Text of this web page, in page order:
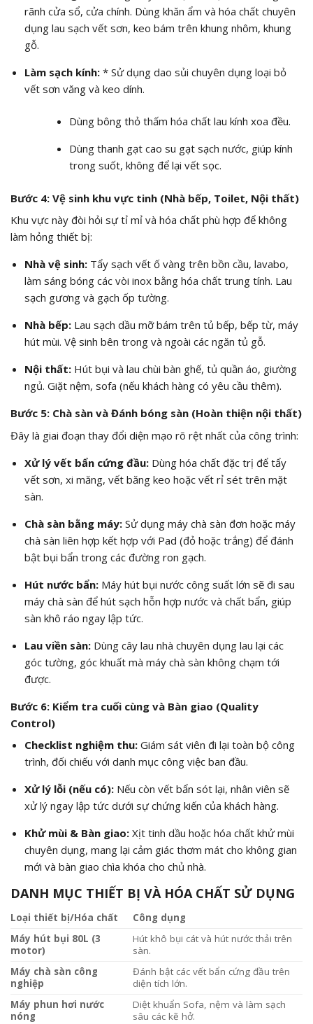
rãnh cửa sổ, cửa chính. Dùng khăn ẩm và hóa chất chuyên
dụng lau sạch vết sơn, keo bám trên khung nhôm, khung
gỗ.
Làm sạch kính:* Sử dụng dao sủi chuyên dụng loại bỏ
vết sơn văng và keo dính.
Dùng bông thỏ thấm hóa chất lau kính xoa đều.
Dùng thanh gạt cao su gạt sạch nước, giúp kính
trong suốt, không để lại vết sọc.
Bước 4: Vệ sinh khu vực tinh (Nhà bếp, Toilet, Nội thất)
Khu vực này đòi hỏi sự tỉ mỉ và hóa chất phù hợp để không
làm hỏng thiết bị:
Nhà vệ sinh:Tẩy sạch vết ố vàng trên bồn cầu, lavabo,
làm sáng bóng các vòi inox bằng hóa chất trung tính. Lau
sạch gương và gạch ốp tường.
Nhà bếp:Lau sạch dầu mỡ bám trên tủ bếp, bếp từ, máy
hút mùi. Vệ sinh bên trong và ngoài các ngăn tủ gỗ.
Nội thất:Hút bụi và lau chùi bàn ghế, tủ quần áo, giường
ngủ. Giặt nệm, sofa (nếu khách hàng có yêu cầu thêm).
Bước 5: Chà sàn và Đánh bóng sàn (Hoàn thiện nội thất)
Đây là giai đoạn thay đổi diện mạo rõ rệt nhất của công trình:
Xử lý vết bẩn cứng đầu:Dùng hóa chất đặc trị để tẩy
vết sơn, xi măng, vết băng keo hoặc vết rỉ sét trên mặt
sàn.
Chà sàn bằng máy:Sử dụng máy chà sàn đơn hoặc máy
chà sàn liên hợp kết hợp với Pad (đỏ hoặc trắng) để đánh
bật bụi bẩn trong các đường ron gạch.
Hút nước bẩn:Máy hút bụi nước công suất lớn sẽ đi sau
máy chà sàn để hút sạch hỗn hợp nước và chất bẩn, giúp
sàn khô ráo ngay lập tức.
Lau viền sàn:Dùng cây lau nhà chuyên dụng lau lại các
góc tường, góc khuất mà máy chà sàn không chạm tới
được.
Bước 6: Kiểm tra cuối cùng và Bàn giao (Quality
Control)
Checklist nghiệm thu:Giám sát viên đi lại toàn bộ công
trình, đối chiếu với danh mục công việc ban đầu.
Xử lý lỗi (nếu có):Nếu còn vết bẩn sót lại, nhân viên sẽ
xử lý ngay lập tức dưới sự chứng kiến của khách hàng.
Khử mùi & Bàn giao:Xịt tinh dầu hoặc hóa chất khử mùi
chuyên dụng, mang lại cảm giác thơm mát cho không gian
mới và bàn giao chìa khóa cho chủ nhà.
DANH MỤC THIẾT BỊ VÀ HÓA CHẤT SỬ DỤNG
Loại thiết bị/Hóa chất
Công dụng
Máy hút bụi 80L (3
motor)
Hút khô bụi cát và hút nước thải trên
sàn.
Máy chà sàn công
nghiệp
Đánh bật các vết bẩn cứng đầu trên
diện tích lớn.
Máy phun hơi nước
nóng
Diệt khuẩn Sofa, nệm và làm sạch
sâu các kẽ hở.